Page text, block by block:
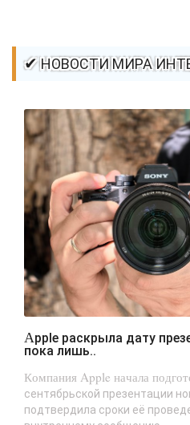
✔ НОВОСТИ МИРА
Apple раскрыла дату презентации iPhone 18, но
пока лишь..
Компания Apple начала
сентябрьской презентации
подтвердила сроки её